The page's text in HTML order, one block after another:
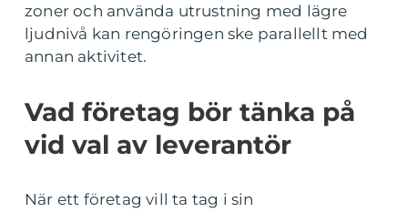
zoner och använda utrustning med lägre
ljudnivå kan rengöringen ske parallellt med
annan aktivitet.
Vad företag bör tänka på
vid val av leverantör
När ett företag vill ta tag i sin